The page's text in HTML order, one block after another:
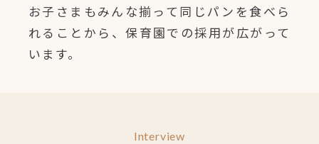
お子さまもみんな揃って同じパンを食べら
れることから、保育園での採用が広がって
います。
Interview